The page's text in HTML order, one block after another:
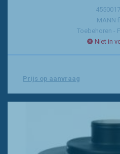
MANN
Toebehoren -
Niet in
Prijs op aanvraag